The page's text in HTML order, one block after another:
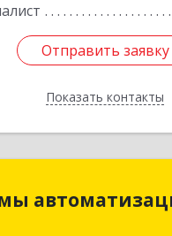
Отправить заявку
Показать контакты
Отправить заявку
Назад
Ярославская обл,